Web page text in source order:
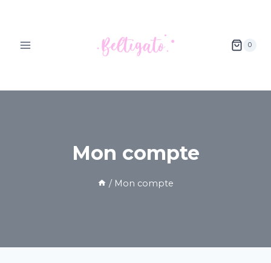
contenu
0
Mon compte
/ Mon compte